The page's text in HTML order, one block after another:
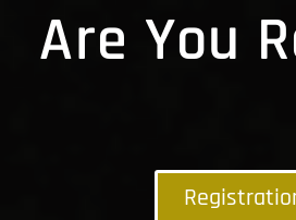
Are You